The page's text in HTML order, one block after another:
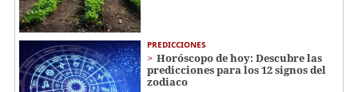
PREDICCIONES
Horóscopo de hoy: Descubre las
predicciones para los 12 signos del
zodiaco